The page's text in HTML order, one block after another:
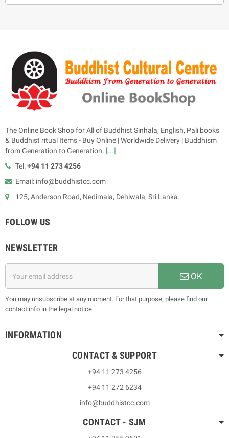
The Online Book Shop for All of Buddhist Sinhala, English, Pali books
& Buddhist ritual Items - Buy Online | Worldwide Delivery | Buddhism
from Generation to Generation. [...]
Tel:+94 11 273 4256
Email: info@buddhistcc.com
125, Anderson Road, Nedimala, Dehiwala, Sri Lanka.
FOLLOW US
NEWSLETTER
OK
You may unsubscribe at any moment. For that purpose, please find our
contact info in the legal notice.
INFORMATION
CONTACT & SUPPORT
+94 11 273 4256
+94 11 272 6234
info@buddhistcc.com
CONTACT - SJM